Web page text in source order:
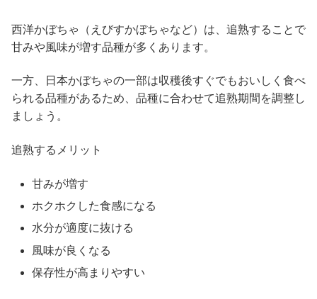
西洋かぼちゃ（えびすかぼちゃなど）は、追熟することで
甘みや風味が増す品種が多くあります。
一方、日本かぼちゃの一部は収穫後すぐでもおいしく食べ
られる品種があるため、品種に合わせて追熟期間を調整し
ましょう。
追熟するメリット
甘みが増す
ホクホクした食感になる
水分が適度に抜ける
風味が良くなる
保存性が高まりやすい